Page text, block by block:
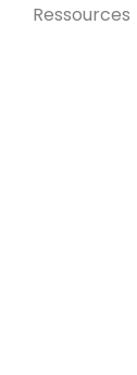
Ressources